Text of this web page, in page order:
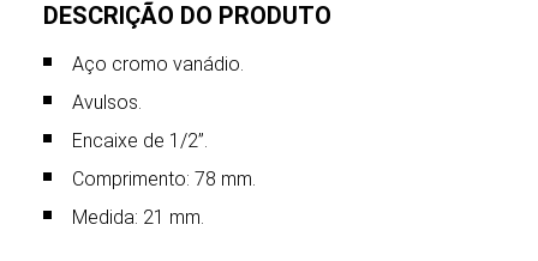
DESCRIÇÃO DO PRODUTO
Aço cromo vanádio.
Avulsos.
Encaixe de 1/2”.
Comprimento: 78 mm.
Medida: 21 mm.